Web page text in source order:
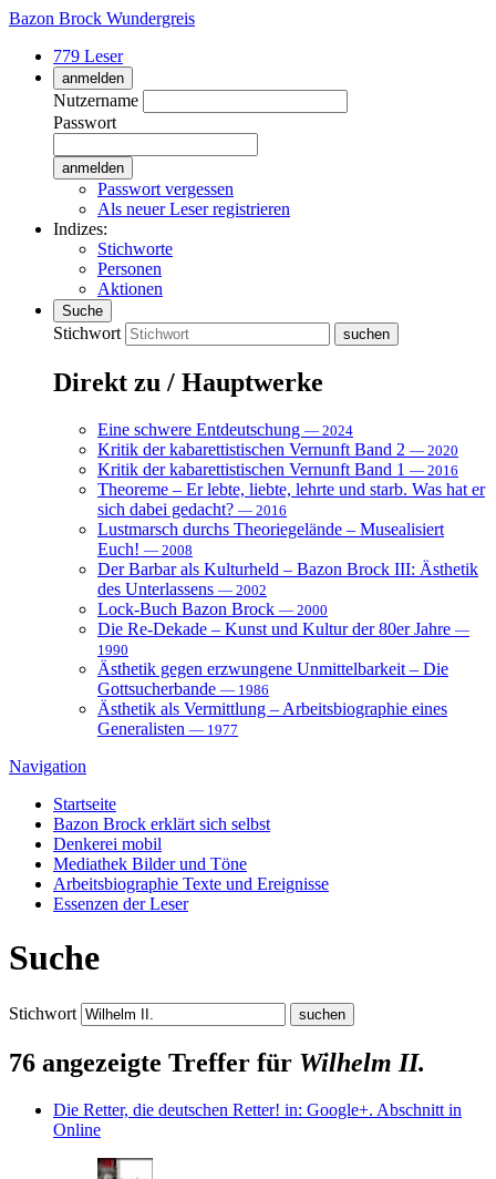
Bazon Brock Wundergreis
779 Leser
anmelden
Nutzername
Passwort
Passwort vergessen
Als neuer Leser registrieren
Indizes:
Stichworte
Personen
Aktionen
Suche
Stichwort
Direkt zu / Hauptwerke
Eine schwere Entdeutschung — 2024
Kritik der kabarettistischen Vernunft Band 2 — 2020
Kritik der kabarettistischen Vernunft Band 1 — 2016
Theoreme – Er lebte, liebte, lehrte und starb. Was hat er
sich dabei gedacht? — 2016
Lustmarsch durchs Theoriegelände – Musealisiert
Euch! — 2008
Der Barbar als Kulturheld – Bazon Brock III: Ästhetik
des Unterlassens — 2002
Lock-Buch Bazon Brock — 2000
Die Re-Dekade – Kunst und Kultur der 80er Jahre —
1990
Ästhetik gegen erzwungene Unmittelbarkeit – Die
Gottsucherbande — 1986
Ästhetik als Vermittlung – Arbeitsbiographie eines
Generalisten — 1977
Navigation
Startseite
Bazon Brock erklärt sich selbst
Denkerei mobil
Mediathek Bilder und Töne
Arbeitsbiographie Texte und Ereignisse
Essenzen der Leser
Suche
Stichwort
76 angezeigte Treffer für Wilhelm II.
Die Retter, die deutschen Retter! in: Google+. Abschnitt in
Online